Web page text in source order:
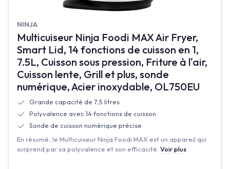
‎NINJA
Multicuiseur Ninja Foodi MAX Air Fryer,
Smart Lid, 14 fonctions de cuisson en 1,
7.5L, Cuisson sous pression, Friture à l'air,
Cuisson lente, Grill et plus, sonde
numérique, Acier inoxydable, OL750EU
Grande capacité de 7,5 litres
Polyvalence avec 14 fonctions de cuisson
Sonde de cuisson numérique précise
En résumé, le Multicuiseur Ninja Foodi MAX est un appareil qui
surprend par sa polyvalence et son efficacité. Voir plus